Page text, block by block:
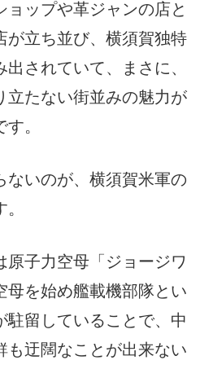
ョップや革ジャンの店と
が立ち並び、横須賀独特
されていて、まさに、
立たない街並みの魅力が
。
ないのが、横須賀米軍の
原子力空母「ジョージワ
母を始め艦載機部隊とい
駐留していることで、中
も迂闊なことが出来ない